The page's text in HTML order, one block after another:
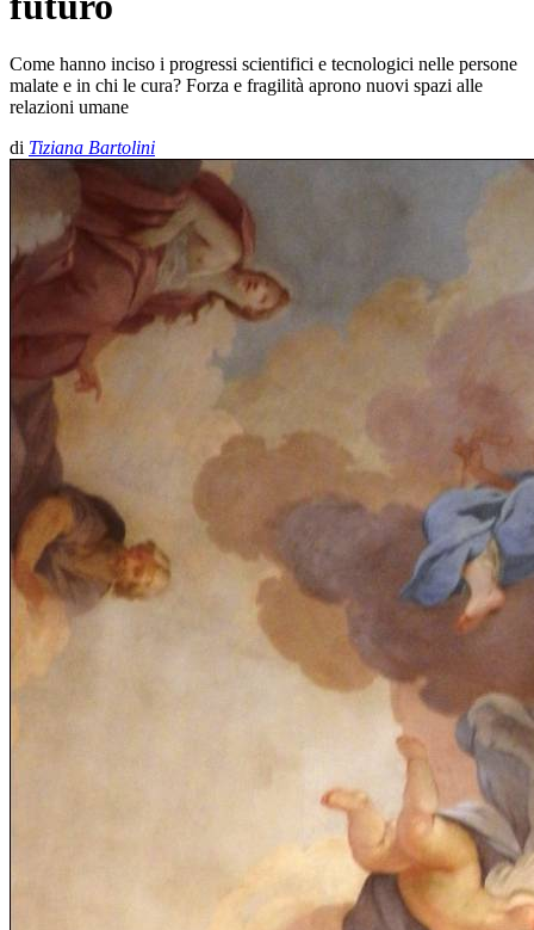
Come hanno inciso i progressi scientifici e tecnologici nelle persone
malate e in chi le cura? Forza e fragilità aprono nuovi spazi alle
relazioni umane
di Tiziana Bartolini